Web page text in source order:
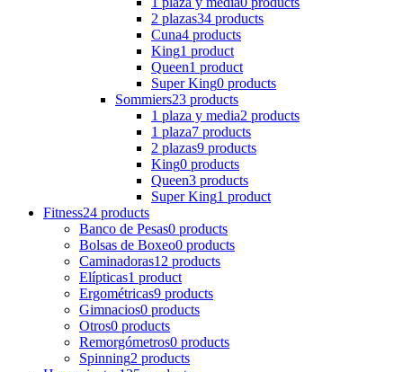
2 plazas34 products
Cuna4 products
King1 product
Queen1 product
Super King0 products
Sommiers23 products
1 plaza y media2 products
1 plaza7 products
2 plazas9 products
King0 products
Queen3 products
Super King1 product
Fitness24 products
Banco de Pesas0 products
Bolsas de Boxeo0 products
Caminadoras12 products
Elípticas1 product
Ergométricas9 products
Gimnacios0 products
Otros0 products
Remorgómetros0 products
Spinning2 products